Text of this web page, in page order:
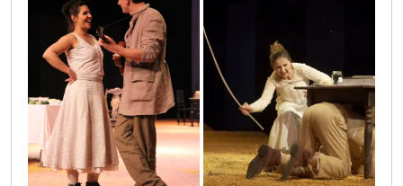
49a 31